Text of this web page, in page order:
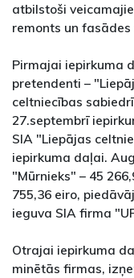
atbilstoši
remonts un
Pirmajai iepirkuma
pretendenti –
celtniecības
27.septembrī
SIA "Liepājas
iepirkuma daļai.
"Mūrnieks" – 45
755,36 eiro,
ieguva SIA firma
Otrajai iepirkuma
minētās firmas,